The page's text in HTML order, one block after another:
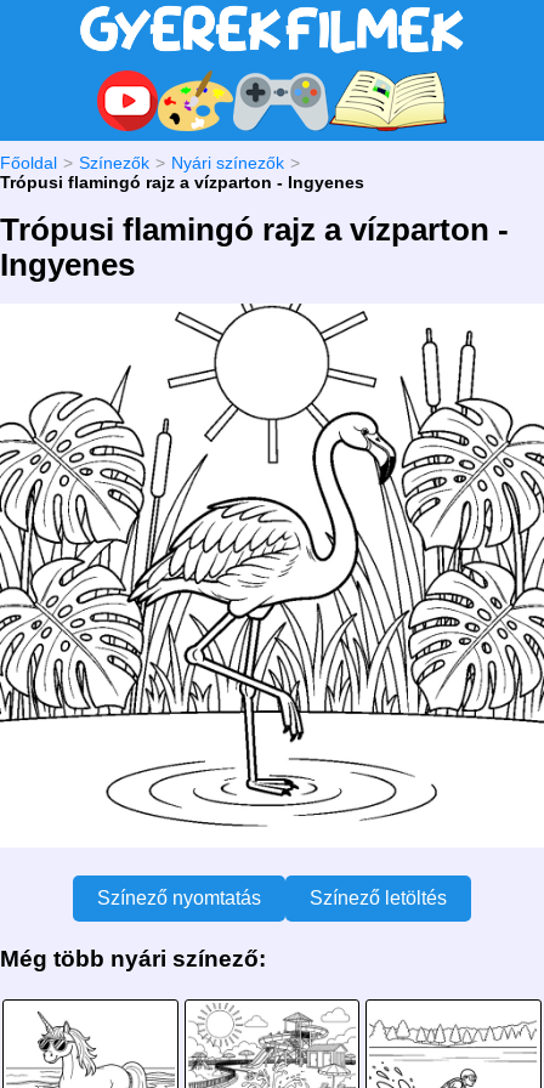
Főoldal Színezők
Nyári színezők
Trópusi flamingó rajz a vízparton - Ingyenes
Trópusi flamingó rajz a vízparton -
Ingyenes
Színező nyomtatás Színező letöltés
Még több nyári színező: